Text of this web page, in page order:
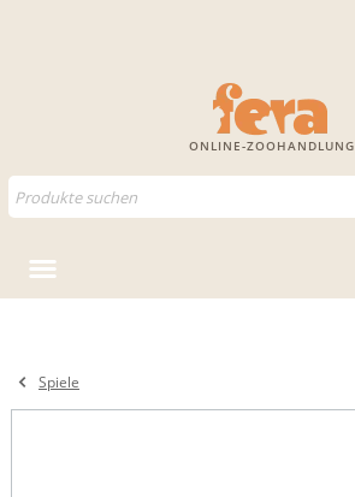
ONLINE-ZOOHANDLUNG
Spiele